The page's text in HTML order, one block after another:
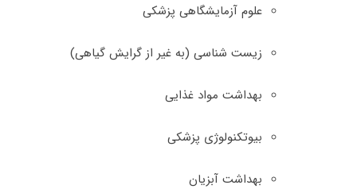
علوم آزمایشگاهی پزشکی
زیست ‌شناسی (به غیر از گرایش گیاهی)
بهداشت مواد غذایی
بیوتکنولوژی پزشکی
بهداشت آبزیان